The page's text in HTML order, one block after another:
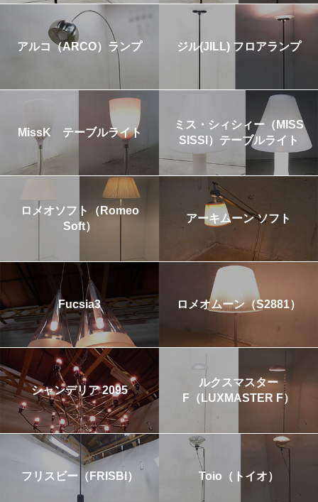
アルコ（ARCO）ランプ ジル(JILL) フロアランプ
MissK テーブルライト
ミス・シィシィー（MISS
SISSI）テーブルライト
ロメオソフト（Romeo
Soft）
アーキムーン ソフト
Fucsia3 ロメオムーン（S2881）
シャンデリア 2095
ルクスマスター
F（LUXMASTER F）
フリスビー（FRISBI） Toio（トイオ）